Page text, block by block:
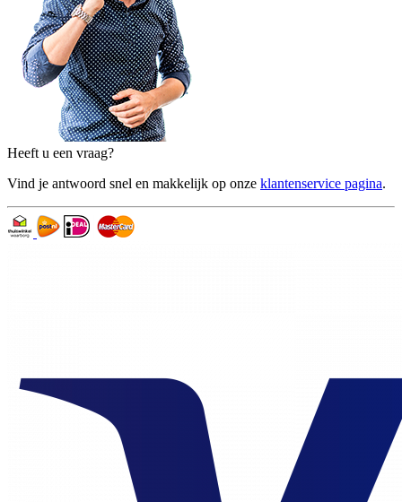
Heeft u een vraag?
Vind je antwoord snel en makkelijk op onze klantenservice pagina.